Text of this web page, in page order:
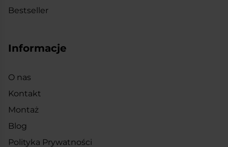
Bestseller
Informacje
O nas
Kontakt
Montaż
Blog
Polityka Prywatności